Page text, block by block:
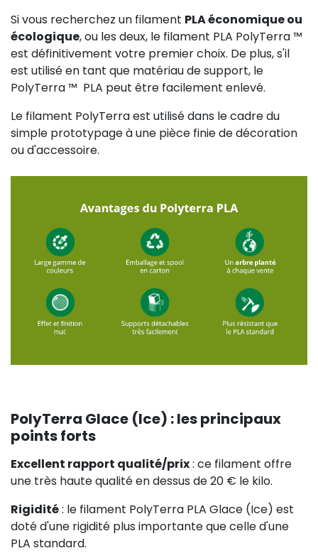
Si vous recherchez un filament PLA économique ou
écologique, ou les deux, le filament PLA PolyTerra ™ ️
est définitivement votre premier choix. De plus, s'il
est utilisé en tant que matériau de support, le
PolyTerra ™ ️ PLA peut être facilement enlevé.
Le filament PolyTerra est utilisé dans le cadre du
simple prototypage à une pièce finie de décoration
ou d'accessoire.
PolyTerra Glace (Ice) : les principaux
points forts
Excellent rapport qualité/prix: ce filament offre
une très haute qualité en dessus de 20 € le kilo.
Rigidité: le filament PolyTerra PLA Glace (Ice) est
doté d'une rigidité plus importante que celle d'une
PLA standard.